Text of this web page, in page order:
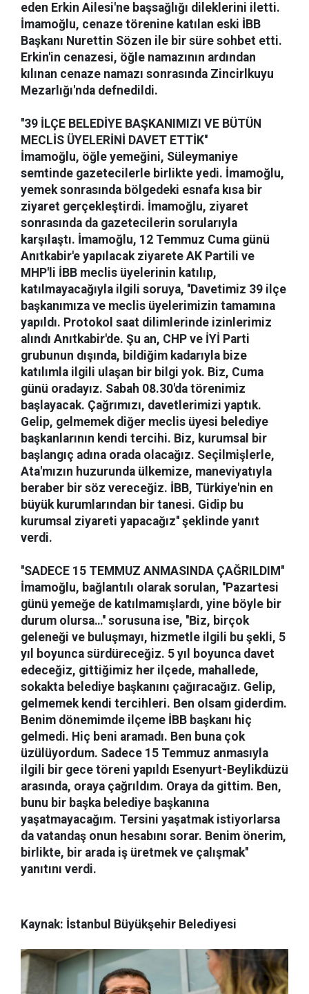
eden Erkin Ailesi'ne başsağlığı dileklerini iletti.
İmamoğlu, cenaze törenine katılan eski İBB
Başkanı Nurettin Sözen ile bir süre sohbet etti.
Erkin'in cenazesi, öğle namazının ardından
kılınan cenaze namazı sonrasında Zincirlkuyu
Mezarlığı'nda defnedildi.
''39 İLÇE BELEDİYE BAŞKANIMIZI VE BÜTÜN
MECLİS ÜYELERİNİ DAVET ETTİK''
İmamoğlu, öğle yemeğini, Süleymaniye
semtinde gazetecilerle birlikte yedi. İmamoğlu,
yemek sonrasında bölgedeki esnafa kısa bir
ziyaret gerçekleştirdi. İmamoğlu, ziyaret
sonrasında da gazetecilerin sorularıyla
karşılaştı. İmamoğlu, 12 Temmuz Cuma günü
Anıtkabir'e yapılacak ziyarete AK Partili ve
MHP'li İBB meclis üyelerinin katılıp,
katılmayacağıyla ilgili soruya, ''Davetimiz 39 ilçe
başkanımıza ve meclis üyelerimizin tamamına
yapıldı. Protokol saat dilimlerinde izinlerimiz
alındı Anıtkabir'de. Şu an, CHP ve İYİ Parti
grubunun dışında, bildiğim kadarıyla bize
katılımla ilgili ulaşan bir bilgi yok. Biz, Cuma
günü oradayız. Sabah 08.30'da törenimiz
başlayacak. Çağrımızı, davetlerimizi yaptık.
Gelip, gelmemek diğer meclis üyesi belediye
başkanlarının kendi tercihi. Biz, kurumsal bir
başlangıç adına orada olacağız. Seçilmişlerle,
Ata'mızın huzurunda ülkemize, maneviyatıyla
beraber bir söz vereceğiz. İBB, Türkiye'nin en
büyük kurumlarından bir tanesi. Gidip bu
kurumsal ziyareti yapacağız'' şeklinde yanıt
verdi.
''SADECE 15 TEMMUZ ANMASINDA ÇAĞRILDIM''
İmamoğlu, bağlantılı olarak sorulan, ''Pazartesi
günü yemeğe de katılmamışlardı, yine böyle bir
durum olursa…'' sorusuna ise, ''Biz, birçok
geleneği ve buluşmayı, hizmetle ilgili bu şekli, 5
yıl boyunca sürdüreceğiz. 5 yıl boyunca davet
edeceğiz, gittiğimiz her ilçede, mahallede,
sokakta belediye başkanını çağıracağız. Gelip,
gelmemek kendi tercihleri. Ben olsam giderdim.
Benim dönemimde ilçeme İBB başkanı hiç
gelmedi. Hiç beni aramadı. Ben buna çok
üzülüyordum. Sadece 15 Temmuz anmasıyla
ilgili bir gece töreni yapıldı Esenyurt-Beylikdüzü
arasında, oraya çağrıldım. Oraya da gittim. Ben,
bunu bir başka belediye başkanına
yaşatmayacağım. Tersini yaşatmak istiyorlarsa
da vatandaş onun hesabını sorar. Benim önerim,
birlikte, bir arada iş üretmek ve çalışmak''
yanıtını verdi.
Kaynak: İstanbul Büyükşehir Belediyesi